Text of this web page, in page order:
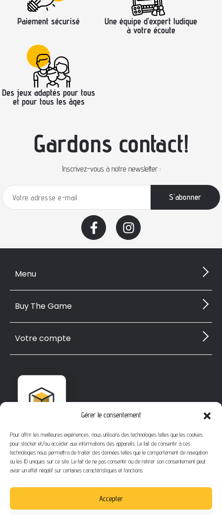
Gérer le consentement
Pour offrir les meilleures expériences, nous utilisons des technologies telles que les cookies
pour stocker et/ou accéder aux informations des appareils. Le fait de consentir à ces
technologies nous permettra de traiter des données telles que le comportement de navigation
ou les ID uniques sur ce site. Le fait de ne pas consentir ou de retirer son consentement peut
avoir un effet négatif sur certaines caractéristiques et fonctions.
Accepter
Paiement sécurisé
Une équipe d’expert ludique
à votre écoute
Des jeux adaptés pour tous
et pour tous les âges
Gardons contact!
Inscrivez-vous à notre newsletter :
1112 Bd Fernand Darchicourt
62110 Hénin-Beaumont
Téléphone: 03 21 67 24 31
Menu
Buy The Game
Votre compte